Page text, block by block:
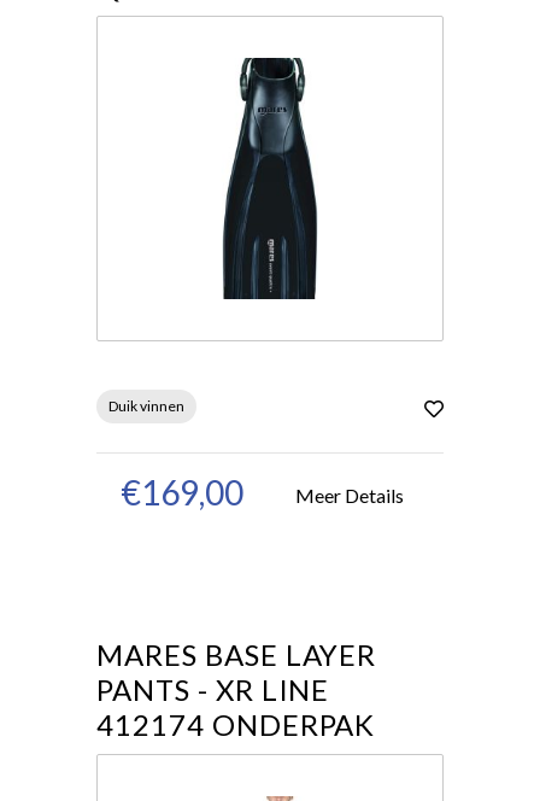
Duik vinnen
€169,00 Meer Details
MARES BASE LAYER
PANTS - XR LINE
412174 ONDERPAK